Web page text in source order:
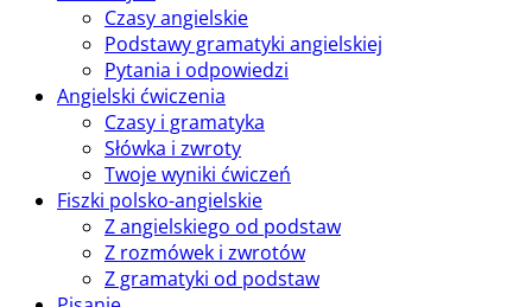
Czasy angielskie
Podstawy gramatyki angielskiej
Pytania i odpowiedzi
Angielski ćwiczenia
Czasy i gramatyka
Słówka i zwroty
Twoje wyniki ćwiczeń
Fiszki polsko-angielskie
Z angielskiego od podstaw
Z rozmówek i zwrotów
Z gramatyki od podstaw